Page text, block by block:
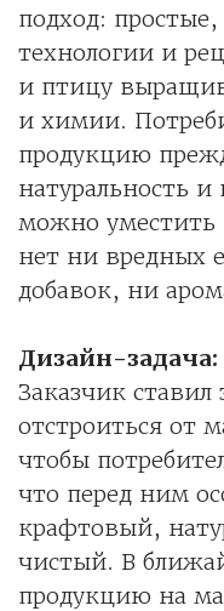
подход:
технологии и
и птицу
и химии.
продукцию
натуральность и
можно уместить
нет ни вредных
добавок, ни
Дизайн-задача:
Заказчик ставил
отстроиться от
чтобы
что перед ним
крафтовый,
чистый. В
продукцию на